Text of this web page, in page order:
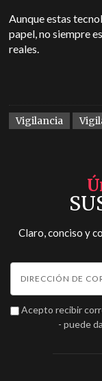
Aunque estas
papel, no siempre
reales.
Vigilancia
Claro, conciso y
Acepto recibir
- puede